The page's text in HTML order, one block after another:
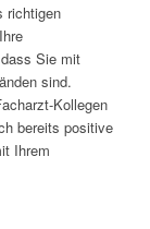
richtigen
Sie mit
sind.
Kollegen
bereits positive
Ihrem